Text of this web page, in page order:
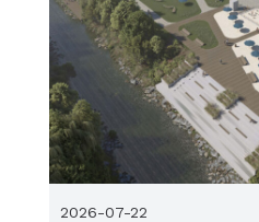
2026-07-22